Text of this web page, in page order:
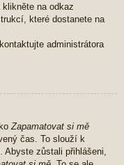
na odkaz
které dostanete na
administrátora
Zapamatovat si mě
čas. To slouží k
Abyste zůstali přihlášeni,